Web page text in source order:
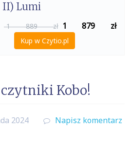
II) Lumi
1 889 zł 1 879 zł
Kup w Czytio.pl
Kobo!
2024 Napisz komentarz